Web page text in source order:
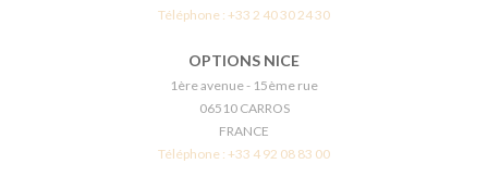
Téléphone : +33 2 40 30 24 30
OPTIONS NICE
1ère avenue - 15ème rue
06510 CARROS
FRANCE
Téléphone : +33 4 92 08 83 00